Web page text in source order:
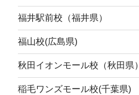
福井駅前校（福井県）
福山校(広島県)
秋田イオンモール校（秋田県）
稲毛ワンズモール校(千葉県)